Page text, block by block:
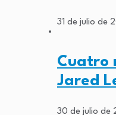
31 de julio de
Cuatro
Jared
30 de julio de